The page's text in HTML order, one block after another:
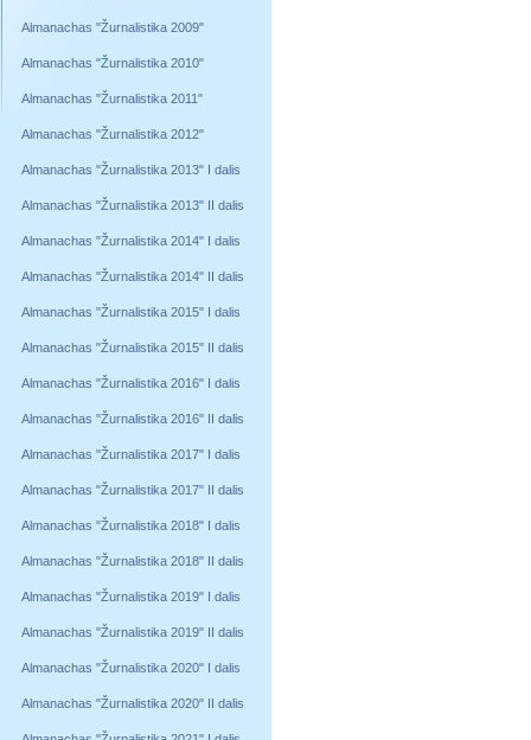
Almanachas "Žurnalistika 2009"
Almanachas "Žurnalistika 2010"
Almanachas "Žurnalistika 2011"
Almanachas "Žurnalistika 2012"
Almanachas "Žurnalistika 2013" I dalis
Almanachas "Žurnalistika 2013" II dalis
Almanachas "Žurnalistika 2014" I dalis
Almanachas "Žurnalistika 2014" II dalis
Almanachas "Žurnalistika 2015" I dalis
Almanachas "Žurnalistika 2015" II dalis
Almanachas "Žurnalistika 2016" I dalis
Almanachas "Žurnalistika 2016" II dalis
Almanachas "Žurnalistika 2017" I dalis
Almanachas "Žurnalistika 2017" II dalis
Almanachas "Žurnalistika 2018" I dalis
Almanachas "Žurnalistika 2018" II dalis
Almanachas "Žurnalistika 2019" I dalis
Almanachas "Žurnalistika 2019" II dalis
Almanachas "Žurnalistika 2020" I dalis
Almanachas "Žurnalistika 2020" II dalis